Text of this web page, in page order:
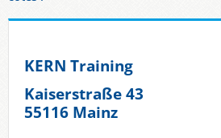
KERN Training
Kaiserstraße 43
55116 Mainz